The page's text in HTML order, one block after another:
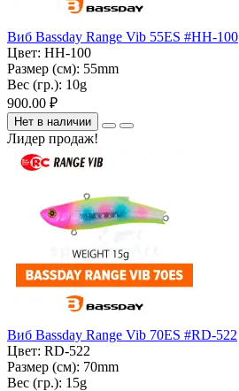
Виб Bassday Range Vib 55ES #HH-100
Цвет: HH-100
Размер (см): 55mm
Вес (гр.): 10g
900.00 ₽
Нет в наличии
Лидер продаж!
Виб Bassday Range Vib 70ES #RD-522
Цвет: RD-522
Размер (см): 70mm
Вес (гр.): 15g